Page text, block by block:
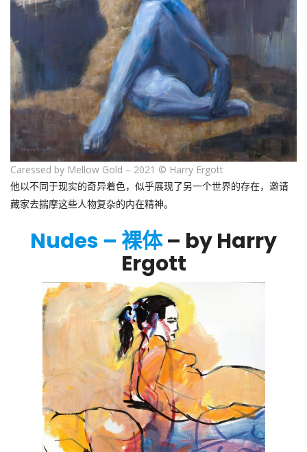
Caressed by Mellow Gold – 2021 © Harry Ergott
他以不同于现实的奇异着色，似乎展现了另一个世界的存在，邀请
藏家去揣摩这些人物复杂的内在精神。
Nudes – 裸体– by Harry
Ergott